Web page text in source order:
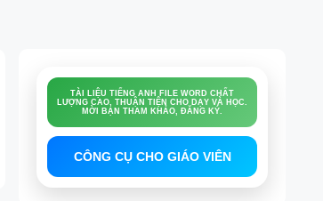
TÀI LIỆU TIẾNG ANH FILE WORD CHẤT
LƯỢNG CAO, THUẬN TIỆN CHO DẠY VÀ HỌC.
MỜI BẠN THAM KHẢO, ĐĂNG KÝ.
CÔNG CỤ CHO GIÁO VIÊN